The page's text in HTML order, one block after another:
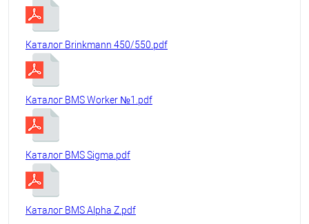
Каталог Brinkmann 450/550.pdf
Каталог BMS Worker №1.pdf
Каталог BMS Sigma.pdf
Каталог BMS Alpha Z.pdf